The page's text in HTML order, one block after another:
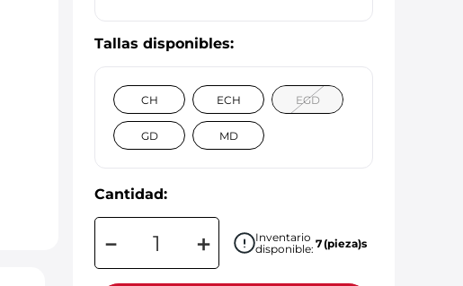
CH ECH EGD
GD MD
Cantidad:
＋
－
Inventario
disponible: 7(pieza)s